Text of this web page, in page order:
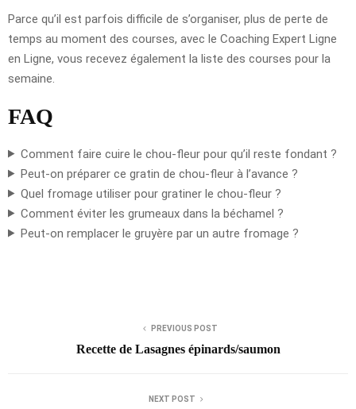
Parce qu’il est parfois difficile de s’organiser, plus de perte de
temps au moment des courses, avec le Coaching Expert Ligne
en Ligne, vous recevez également la liste des courses pour la
semaine.
FAQ
Comment faire cuire le chou-fleur pour qu’il reste fondant ?
Peut-on préparer ce gratin de chou-fleur à l’avance ?
Quel fromage utiliser pour gratiner le chou-fleur ?
Comment éviter les grumeaux dans la béchamel ?
Peut-on remplacer le gruyère par un autre fromage ?
PREVIOUS POST
Recette de Lasagnes épinards/saumon
NEXT POST